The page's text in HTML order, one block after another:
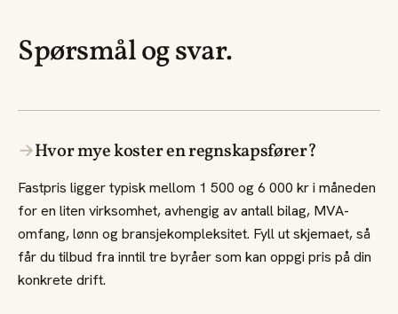
Spørsmål og svar.
→Hvor mye koster en regnskapsfører?
Fastpris ligger typisk mellom 1 500 og 6 000 kr i måneden
for en liten virksomhet, avhengig av antall bilag, MVA-
omfang, lønn og bransjekompleksitet. Fyll ut skjemaet, så
får du tilbud fra inntil tre byråer som kan oppgi pris på din
konkrete drift.